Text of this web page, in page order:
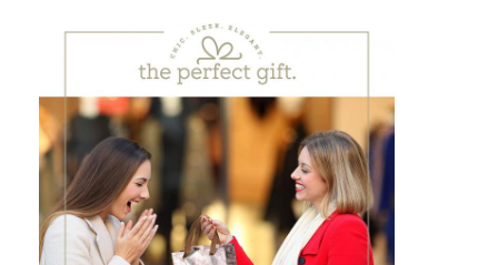
Scatola di imballaggio elettronica
borse di carta del regalo
Contenitore di regalo rigido
scatola di carta pieghevole
scatola di visualizzazione del contatore